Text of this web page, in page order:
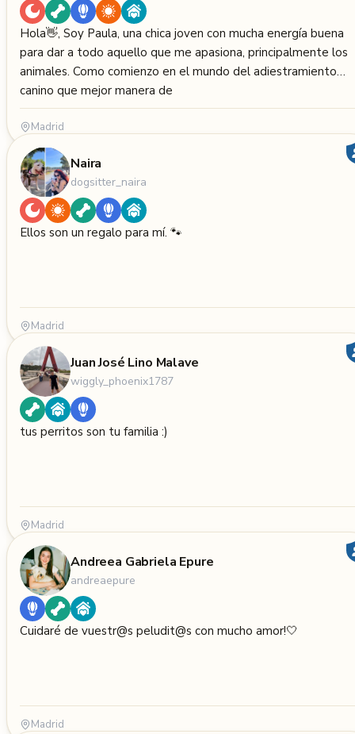
Hola👋, Soy Paula, una chica joven con mucha energía buena
para dar a todo aquello que me apasiona, principalmente los
animales. Como comienzo en el mundo del adiestramiento
canino que mejor manera de
Madrid
Naira
dogsitter_naira
Ellos son un regalo para mí. 🐾
Madrid
Juan José Lino Malave
wiggly_phoenix1787
tus perritos son tu familia :)
Madrid
Andreea Gabriela Epure
andreaepure
Cuidaré de vuestr@s peludit@s con mucho amor!🤍
Madrid